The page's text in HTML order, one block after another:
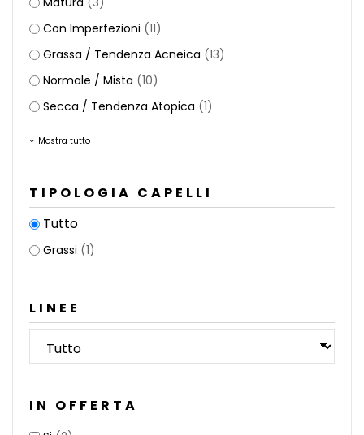
Con Imperfezioni (11)
Grassa / Tendenza Acneica (13)
Normale / Mista (10)
Secca / Tendenza Atopica (1)
Mostra tutto
TIPOLOGIA CAPELLI
Tutto
Grassi (1)
LINEE
IN OFFERTA